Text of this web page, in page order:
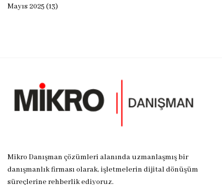
Mayıs 2025 (13)
Mikro Danışman çözümleri alanında uzmanlaşmış bir
danışmanlık firması olarak, işletmelerin dijital dönüşüm
süreçlerine rehberlik ediyoruz.